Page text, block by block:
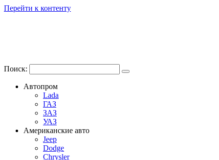
Перейти к контенту
Поиск:
Автопром
Lada
ГАЗ
ЗАЗ
УАЗ
Американские авто
Jeep
Dodge
Chrysler